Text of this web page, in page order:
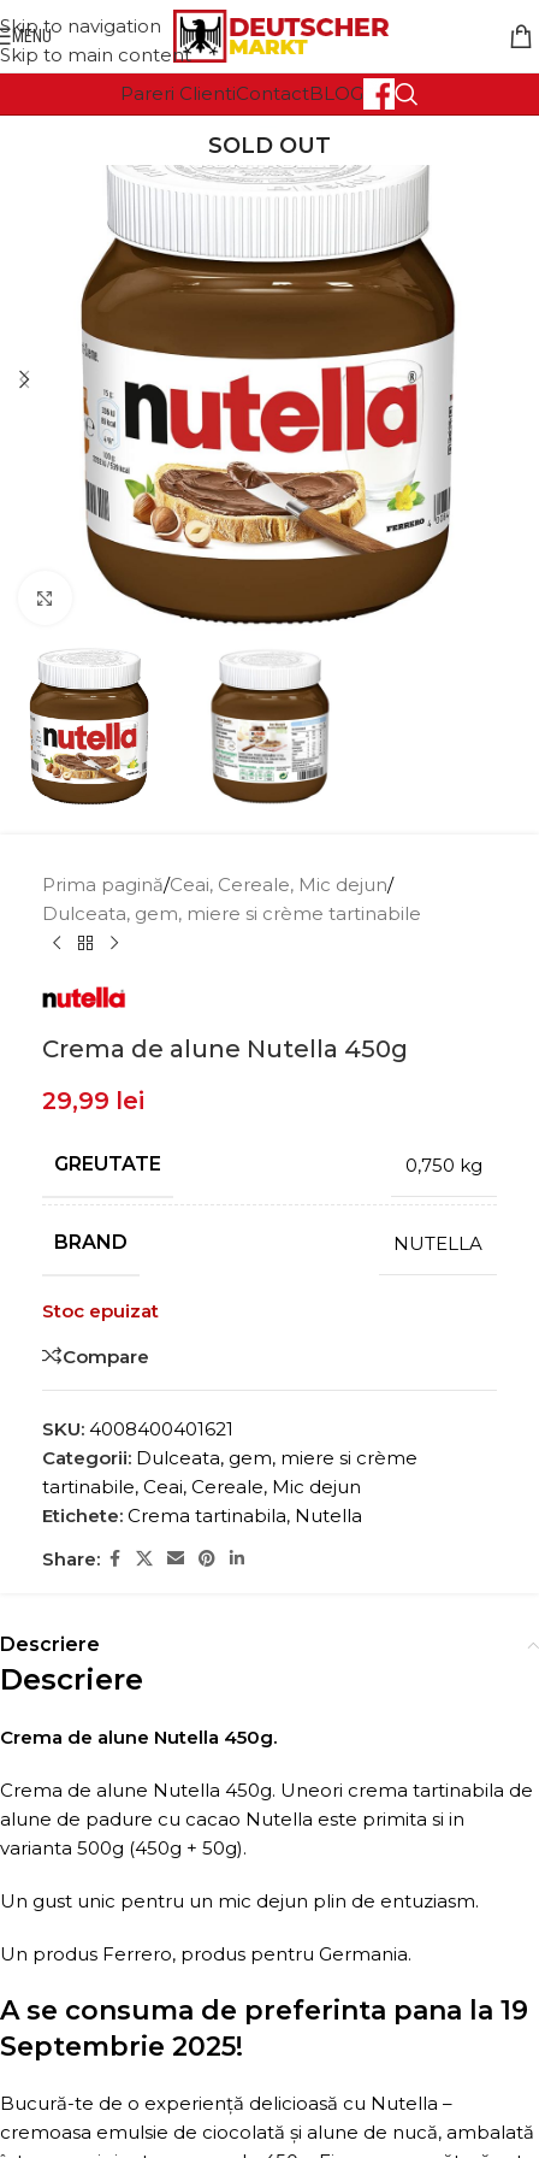
Skip to navigation
Skip to main content
MENU
Pareri ClientiContactBLOG
SOLD OUT
Click to enlarge
Prima pagină/Ceai, Cereale, Mic dejun/
Dulceata, gem, miere si crème tartinabile
Crema de alune Nutella 450g
29,99 lei
GREUTATE 0,750 kg
BRAND NUTELLA
Stoc epuizat
Compare
SKU: 4008400401621
Categorii: Dulceata, gem, miere si crème
tartinabile, Ceai, Cereale, Mic dejun
Etichete: Crema tartinabila, Nutella
Share:
Descriere
Descriere
Crema de alune Nutella 450g.
Crema de alune Nutella 450g. Uneori crema tartinabila de
alune de padure cu cacao Nutella este primita si in
varianta 500g (450g + 50g).
Un gust unic pentru un mic dejun plin de entuziasm.
Un produs Ferrero, produs pentru Germania.
A se consuma de preferinta pana la 19
Septembrie 2025!
Bucură-te de o experiență delicioasă cu Nutella –
cremoasa emulsie de ciocolată și alune de nucă, ambalată